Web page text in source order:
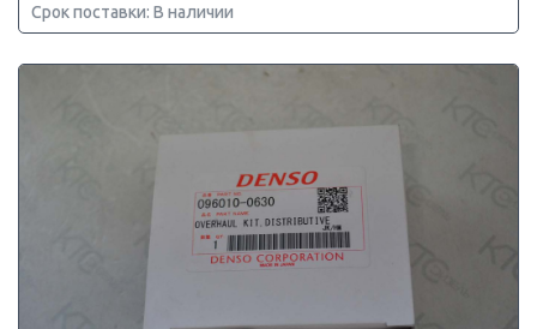
Срок поставки: В наличии